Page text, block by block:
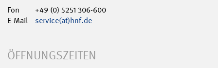
Fon
+49 (0) 5251 306-600
E-Mail
service(at)hnf.de
ÖFFNUNGSZEITEN